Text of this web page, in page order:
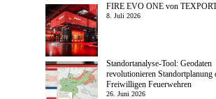
FIRE EVO ONE von
8. Juli 2026
Standortanalyse-Tool: Geodaten
revolutionieren Standortplanung
Freiwilligen Feuerwehren
26. Juni 2026